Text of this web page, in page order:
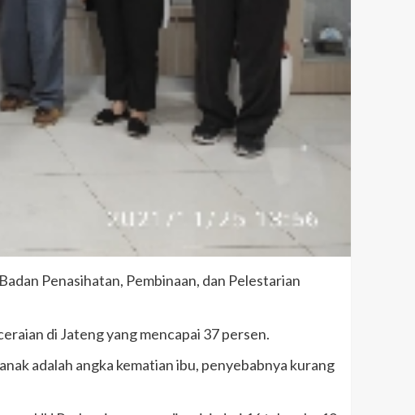
Penasihatan, Pembinaan, dan Pelestarian
di Jateng yang mencapai 37 persen.
adalah angka kematian ibu, penyebabnya kurang